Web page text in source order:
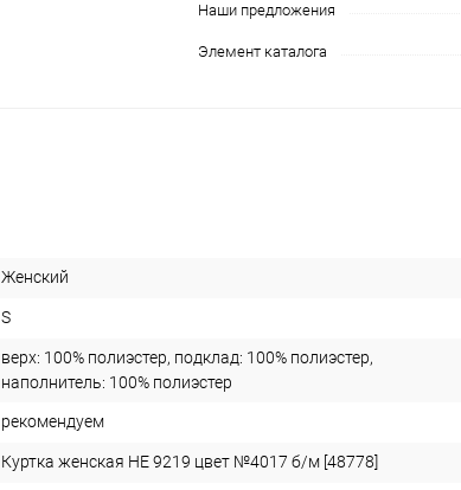
Наши предложения
Элемент каталога
Женский
S
верх: 100% полиэстер, подклад: 100% полиэстер,
наполнитель: 100% полиэстер
рекомендуем
Куртка женская HE 9219 цвет №4017 б/м [48778]